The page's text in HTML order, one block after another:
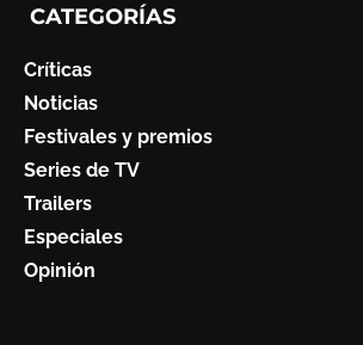
CATEGORÍAS
Críticas
Noticias
Festivales y premios
Series de TV
Trailers
Especiales
Opinión